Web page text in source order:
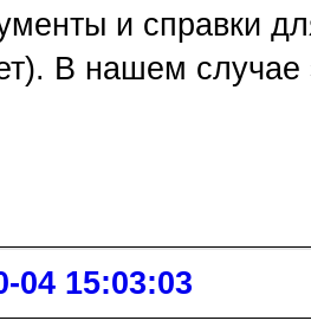
и справки
В нашем случае
04 15:03:03